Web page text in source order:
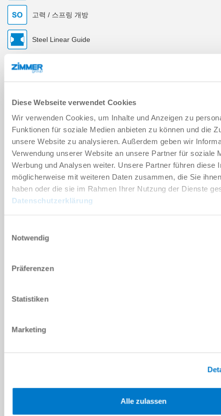
Diese Webseite verwendet Cookies
Wir verwenden Cookies, um Inhalte und Anzeigen zu
Funktionen für soziale Medien anbieten zu können und die
unsere Website zu analysieren. Außerdem geben wir
Verwendung unserer Website an unsere Partner für soziale
Werbung und Analysen weiter. Unsere Partner führen diese
möglicherweise mit weiteren Daten zusammen, die Sie
haben oder die sie im Rahmen Ihrer Nutzung der Dienste
Datenschutzerklärung
Notwendig
Präferenzen
Statistiken
Marketing
Alle zulassen
고력 / 스프링 개방
Steel Linear Guide
개별화
장점 세부 정보
클린룸 적합성 인증서
다운로드